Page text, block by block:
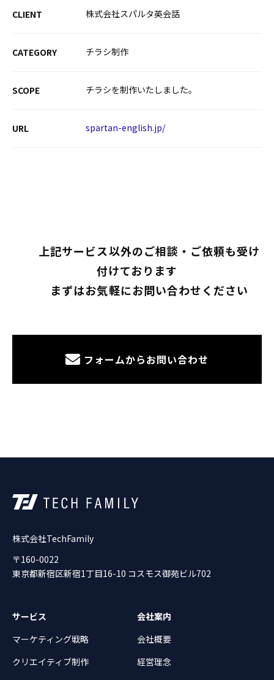
CLIENT 株式会社スパルタ英会話
CATEGORY チラシ制作
SCOPE チラシを制作いたしました。
URL spartan-english.jp/
付けております
フォームからお問い合わせ
株式会社TechFamily
〒160-0022
東京都新宿区新宿1丁目16-10 コスモス御苑ビル702
サービス
マーケティング戦略
クリエイティブ制作
会社案内
会社概要
経営理念